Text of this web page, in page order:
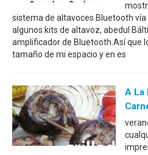
sistema de altavoces Bluetooth
algunos kits de altavoz, abedul
amplificador de Bluetooth.Así que
tamaño de mi espacio y en es
A La